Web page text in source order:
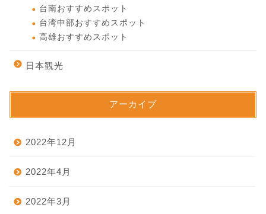
台南おすすめスポット
台湾中部おすすめスポット
高雄おすすめスポット
日本観光
アーカイブ
2022年12月
2022年4月
2022年3月